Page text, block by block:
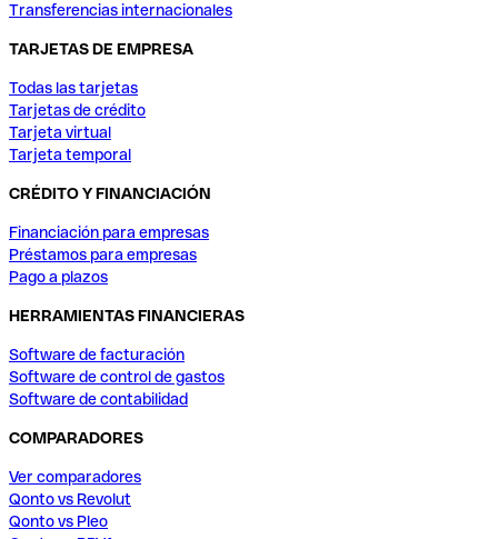
Transferencias internacionales
TARJETAS DE EMPRESA
Todas las tarjetas
Tarjetas de crédito
Tarjeta virtual
Tarjeta temporal
CRÉDITO Y FINANCIACIÓN
Financiación para empresas
Préstamos para empresas
Pago a plazos
HERRAMIENTAS FINANCIERAS
Software de facturación
Software de control de gastos
Software de contabilidad
COMPARADORES
Ver comparadores
Qonto vs Revolut
Qonto vs Pleo